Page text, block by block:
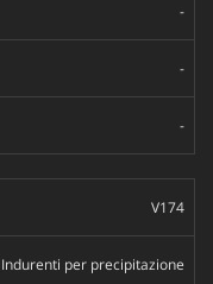
-
-
-
V174
Indurenti per precipitazione